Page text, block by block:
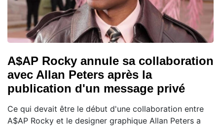
A$AP Rocky annule sa collaboration
avec Allan Peters après la
publication d'un message privé
Ce qui devait être le début d'une collaboration entre
A$AP Rocky et le designer graphique Allan Peters a